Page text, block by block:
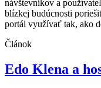
návštevníkov a
blízkej budúcnosti
portál využívať tak, ako
Článok
Edo Klena a